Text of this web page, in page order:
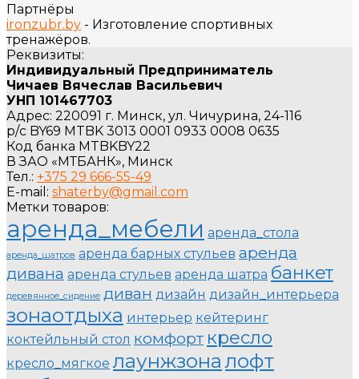
Партнёры
ironzubr.by - Изготовление спортивных
тренажёров.
Реквизиты:
Индивидуальный Предприниматель
Чичаев Вячеслав Васильевич
УНП 101467703
Адрес: 220091 г. Минск, ул. Чичурина, 24-116
р/с BY69 MTBK 3013 0001 0933 0008 0635
Код банка MTBKBY22
В ЗАО «МТБАНК», Минск
Тел.: +375 29 666-55-49
E-mail: shaterby@gmail.com
Метки товаров:
аренда_мебели аренда_стола
аренда_шатров аренда барных стульев аренда
дивана аренда стульев аренда шатра банкет
деревянное_сидение диван дизайн дизайн_интерьера
зонаотдыха интерьер кейтеринг
коктейльный стол комфорт кресло
кресло_мягкое лаунжзона лофт